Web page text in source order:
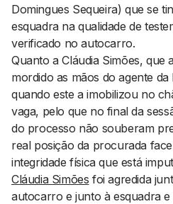
Domingues Sequeira) que se
esquadra na qualidade de
verificado no autocarro.
Quanto a Cláudia Simões, que
mordido as mãos do agente
quando este a imobilizou no
vaga, pelo que no final da
do processo não souberam
real posição da procurada
integridade física que está
Cláudia Simões foi agredida
autocarro e junto à esquadra